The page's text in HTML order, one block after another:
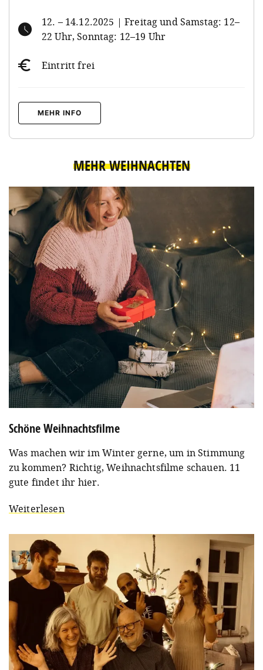
12. – 14.12.2025 | Freitag und Samstag: 12–
22 Uhr, Sonntag: 12–19 Uhr
Eintritt frei
MEHR INFO
MEHR WEIHNACHTEN
Schöne Weihnachtsfilme
Was machen wir im Winter gerne, um in Stimmung
zu kommen? Richtig, Weihnachtsfilme schauen. 11
gute findet ihr hier.
Weiterlesen